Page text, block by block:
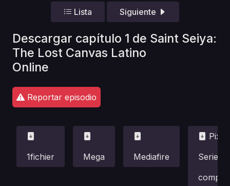
Lista Siguiente
Descargar capítulo 1 de Saint Seiya:
The Lost Canvas Latino
Online
Reportar episodio
1fichier Mega Mediafire
Pixel
Serie